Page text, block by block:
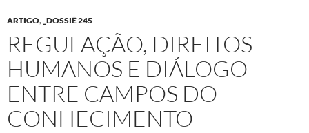
ARTIGO, _DOSSIÊ 245
REGULAÇÃO, DIREITOS
HUMANOS E DIÁLOGO
ENTRE CAMPOS DO
CONHECIMENTO